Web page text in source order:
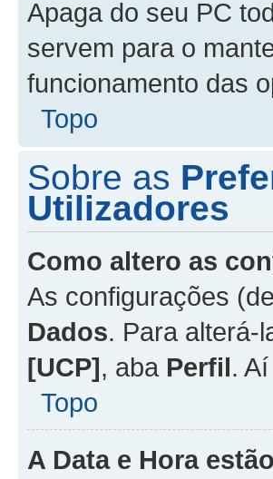
Apaga do seu PC
servem para o
funcionamento das
Topo
Sobre as
Utilizadores
Como altero as
As configurações
Dados. Para alterá-
[UCP], aba Perfil.
Topo
A Data e Hora